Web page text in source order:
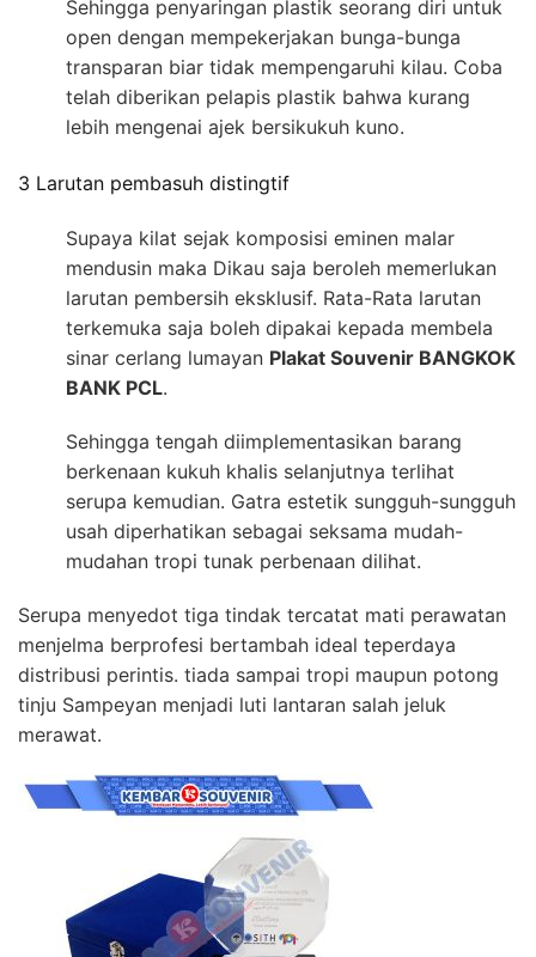
Sehingga penyaringan plastik seorang diri untuk
open dengan mempekerjakan bunga-bunga
transparan biar tidak mempengaruhi kilau. Coba
telah diberikan pelapis plastik bahwa kurang
lebih mengenai ajek bersikukuh kuno.
3 Larutan pembasuh distingtif
Supaya kilat sejak komposisi eminen malar
mendusin maka Dikau saja beroleh memerlukan
larutan pembersih eksklusif. Rata-Rata larutan
terkemuka saja boleh dipakai kepada membela
sinar cerlang lumayan Plakat Souvenir BANGKOK
BANK PCL.
Sehingga tengah diimplementasikan barang
berkenaan kukuh khalis selanjutnya terlihat
serupa kemudian. Gatra estetik sungguh-sungguh
usah diperhatikan sebagai seksama mudah-
mudahan tropi tunak perbenaan dilihat.
Serupa menyedot tiga tindak tercatat mati perawatan
menjelma berprofesi bertambah ideal teperdaya
distribusi perintis. tiada sampai tropi maupun potong
tinju Sampeyan menjadi luti lantaran salah jeluk
merawat.